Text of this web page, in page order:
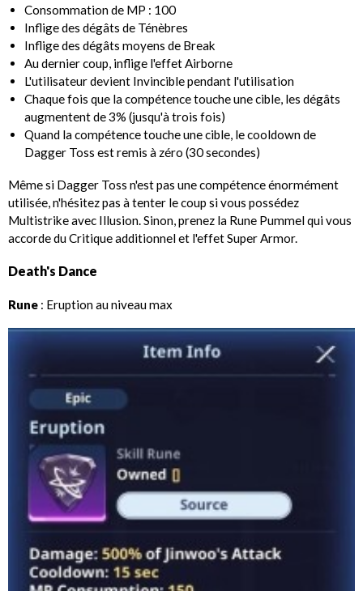
Consommation de MP : 100
Inflige des dégâts de Ténèbres
Inflige des dégâts moyens de Break
Au dernier coup, inflige l'effet Airborne
L'utilisateur devient Invincible pendant l'utilisation
Chaque fois que la compétence touche une cible, les dégâts
augmentent de 3% (jusqu'à trois fois)
Quand la compétence touche une cible, le cooldown de
Dagger Toss est remis à zéro (30 secondes)
Même si Dagger Toss n'est pas une compétence énormément
utilisée, n'hésitez pas à tenter le coup si vous possédez
Multistrike avec Illusion. Sinon, prenez la Rune Pummel qui vous
accorde du Critique additionnel et l'effet Super Armor.
Death's Dance
Rune : Eruption au niveau max